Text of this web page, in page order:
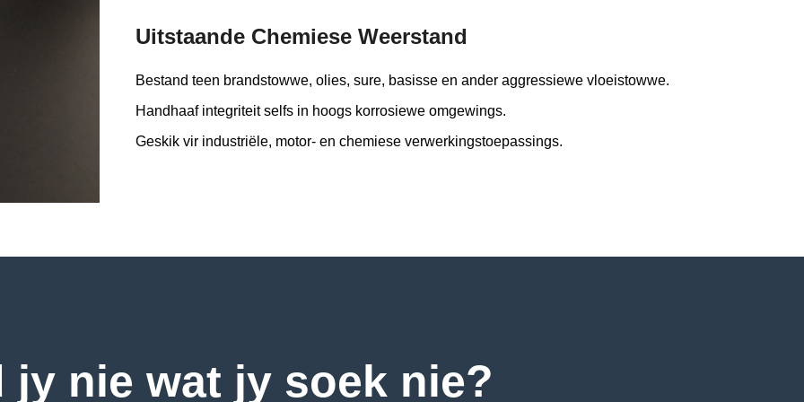
Uitstaande Chemiese Weerstand
Bestand teen brandstowwe, olies, sure, basisse en ander aggressiewe vloeistowwe.
Handhaaf integriteit selfs in hoogs korrosiewe omgewings.
Geskik vir industriële, motor- en chemiese verwerkingstoepassings.
jy nie wat jy soek nie?